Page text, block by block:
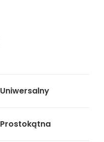
Uniwersalny
Prostokątna